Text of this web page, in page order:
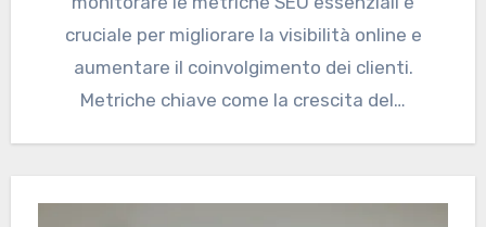
cruciale per migliorare la visibilità online e
aumentare il coinvolgimento dei clienti.
Metriche chiave come la crescita del…